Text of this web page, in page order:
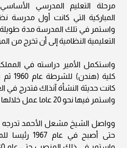
مرحلة التعليم المدرسي
المباركية التي كانت أول مدرسة
واستمر في تلك المدرسة مدة
التعليمية النظامية إلى أن تخرج من
واستكمل الأمير دراسته في
كلية
كانت حديثة النشأة آنذاك فتدرج في
واستمر فيها نحو 20 عاما عمل خلالها في قطاعات مختلفة.
وواصل الشيخ مشعل الأحمد تدرجه
حتى أصبح في